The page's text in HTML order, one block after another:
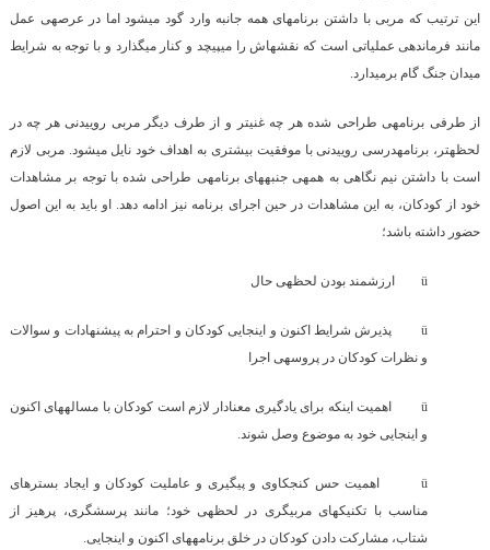
این ترتیب که مربی با داشتن برنامه­ای همه جانبه وارد گود می­شود اما در عرصه­ی عمل
مانند فرمانده­ی عملیاتی است که نقشه­­اش را می­پیچد و کنار می­گذارد و با توجه به شرایط
میدان جنگ گام برمی­دارد.
از طرفی برنامه­ی طراحی شده هر چه غنی­تر و از طرف دیگر مربی روییدنی هر چه در
لحظه­تر، برنامه­درسی روییدنی با موفقیت بیشتری به اهداف خود نایل می­شود. مربی لازم
است با داشتن نیم نگاهی به همه­ی جنبه­های برنامه­ی طراحی شده با توجه بر مشاهدات
خود از کودکان، به این مشاهدات در حین اجرای برنامه نیز ادامه دهد. او باید به این اصول
حضور داشته باشد؛
ü ارزشمند بودن لحظه­ی حال
ü
پذیرش شرایط اکنون و اینجایی کودکان و احترام به پیشنهادات و سوالات
و نظرات کودکان در پروسه­ی اجرا
ü
اهمیت این­که برای یادگیری معنادار لازم است کودکان با مساله­های اکنون
و اینجایی خود به موضوع وصل شوند.
ü
اهمیت حس کنجکاوی و پیگیری و عاملیت کودکان و ایجاد بسترهای
مناسب با تکنیک­های مربی­گری در لحظه­ی خود؛ مانند پرسش­گری، پرهیز از
شتاب، مشارکت دادن کودکان در خلق برنامه­های اکنون و اینجایی.